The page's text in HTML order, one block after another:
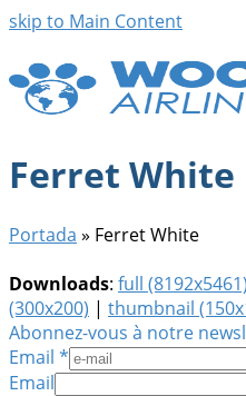
skip to Main Content
Ferret White
Portada » Ferret White
Downloads: full (8192x5461)
(300x200) | thumbnail
Abonnez-vous à notre
Email *
Email